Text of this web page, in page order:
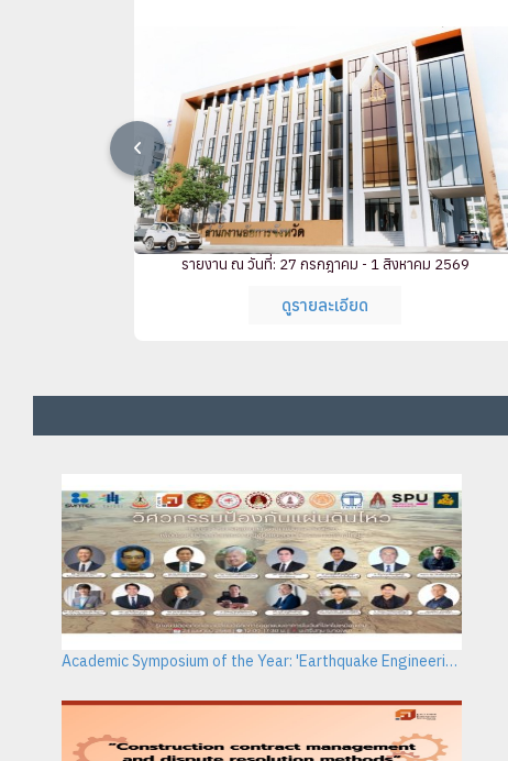
รายงาน ณ วันที่: 27 กรกฎาคม - 1 สิงหาคม 2569
ดูรายละเอียด
Academic Symposium of the Year: 'Earthquake Engineering: Integrating Design and Construction Standards for Safety and Sustainability in the Thai Construction Industry